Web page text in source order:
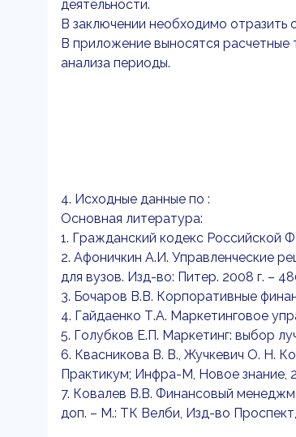
деятельности.
В заключении необходимо
В приложение выносятся расчетные
анализа периоды.
4. Исходные данные по :
Основная литература:
1. Гражданский кодекс Российской
2. Афоничкин А.И. Управленческие
для вузов. Изд-во: Питер. 2008 г. –
3. Бочаров В.В. Корпоративные
4. Гайдаенко Т.А. Маркетинговое
5. Голубков Е.П. Маркетинг: выбор
6. Квасникова В. В., Жучкевич О. Н.
Практикум; Инфра-М, Новое знание,
7. Ковалев В.В. Финансовый
доп. – М.: ТК Велби, Изд-во